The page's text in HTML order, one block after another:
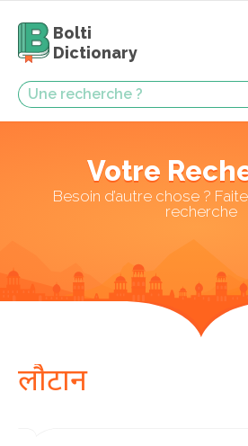
Bolti
Dictionary
Votre
Besoin d’autre chose ?
recherche
लौटान